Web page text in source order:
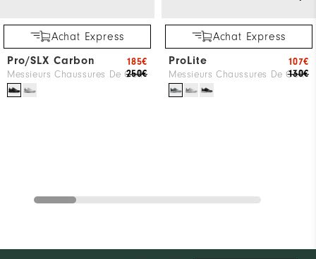
Achat Express
Pro/SLX Carbon
Messieurs Chaussures De Golf
250€
185€
Achat Express
ProLite
Messieurs Chaussures De Golf
130€
107€